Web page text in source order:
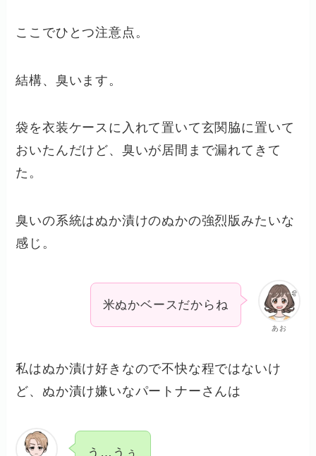
ここでひとつ注意点。
結構、臭います。
袋を衣装ケースに入れて置いて玄関脇に置いて
おいたんだけど、臭いが居間まで漏れてきて
た。
臭いの系統はぬか漬けのぬかの強烈版みたいな
感じ。
あお
米ぬかベースだからね
私はぬか漬け好きなので不快な程ではないけ
ど、ぬか漬け嫌いなパートナーさんは
う…うぅ